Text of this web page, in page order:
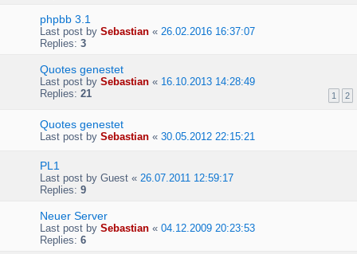
phpbb 3.1
Last post by Sebastian « 26.02.2016 16:37:07
Replies: 3
Quotes genestet
Last post by Sebastian « 16.10.2013 14:28:49
Replies: 21 1 2
Quotes genestet
Last post by Sebastian « 30.05.2012 22:15:21
PL1
Last post by Guest « 26.07.2011 12:59:17
Replies: 9
Neuer Server
Last post by Sebastian « 04.12.2009 20:23:53
Replies: 6